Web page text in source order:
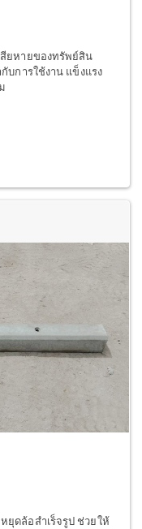
ยหายของทรัพย์สิน
บการใช้งาน แข็งแรง
ดล้อสำเร็จรูป ช่วยให้